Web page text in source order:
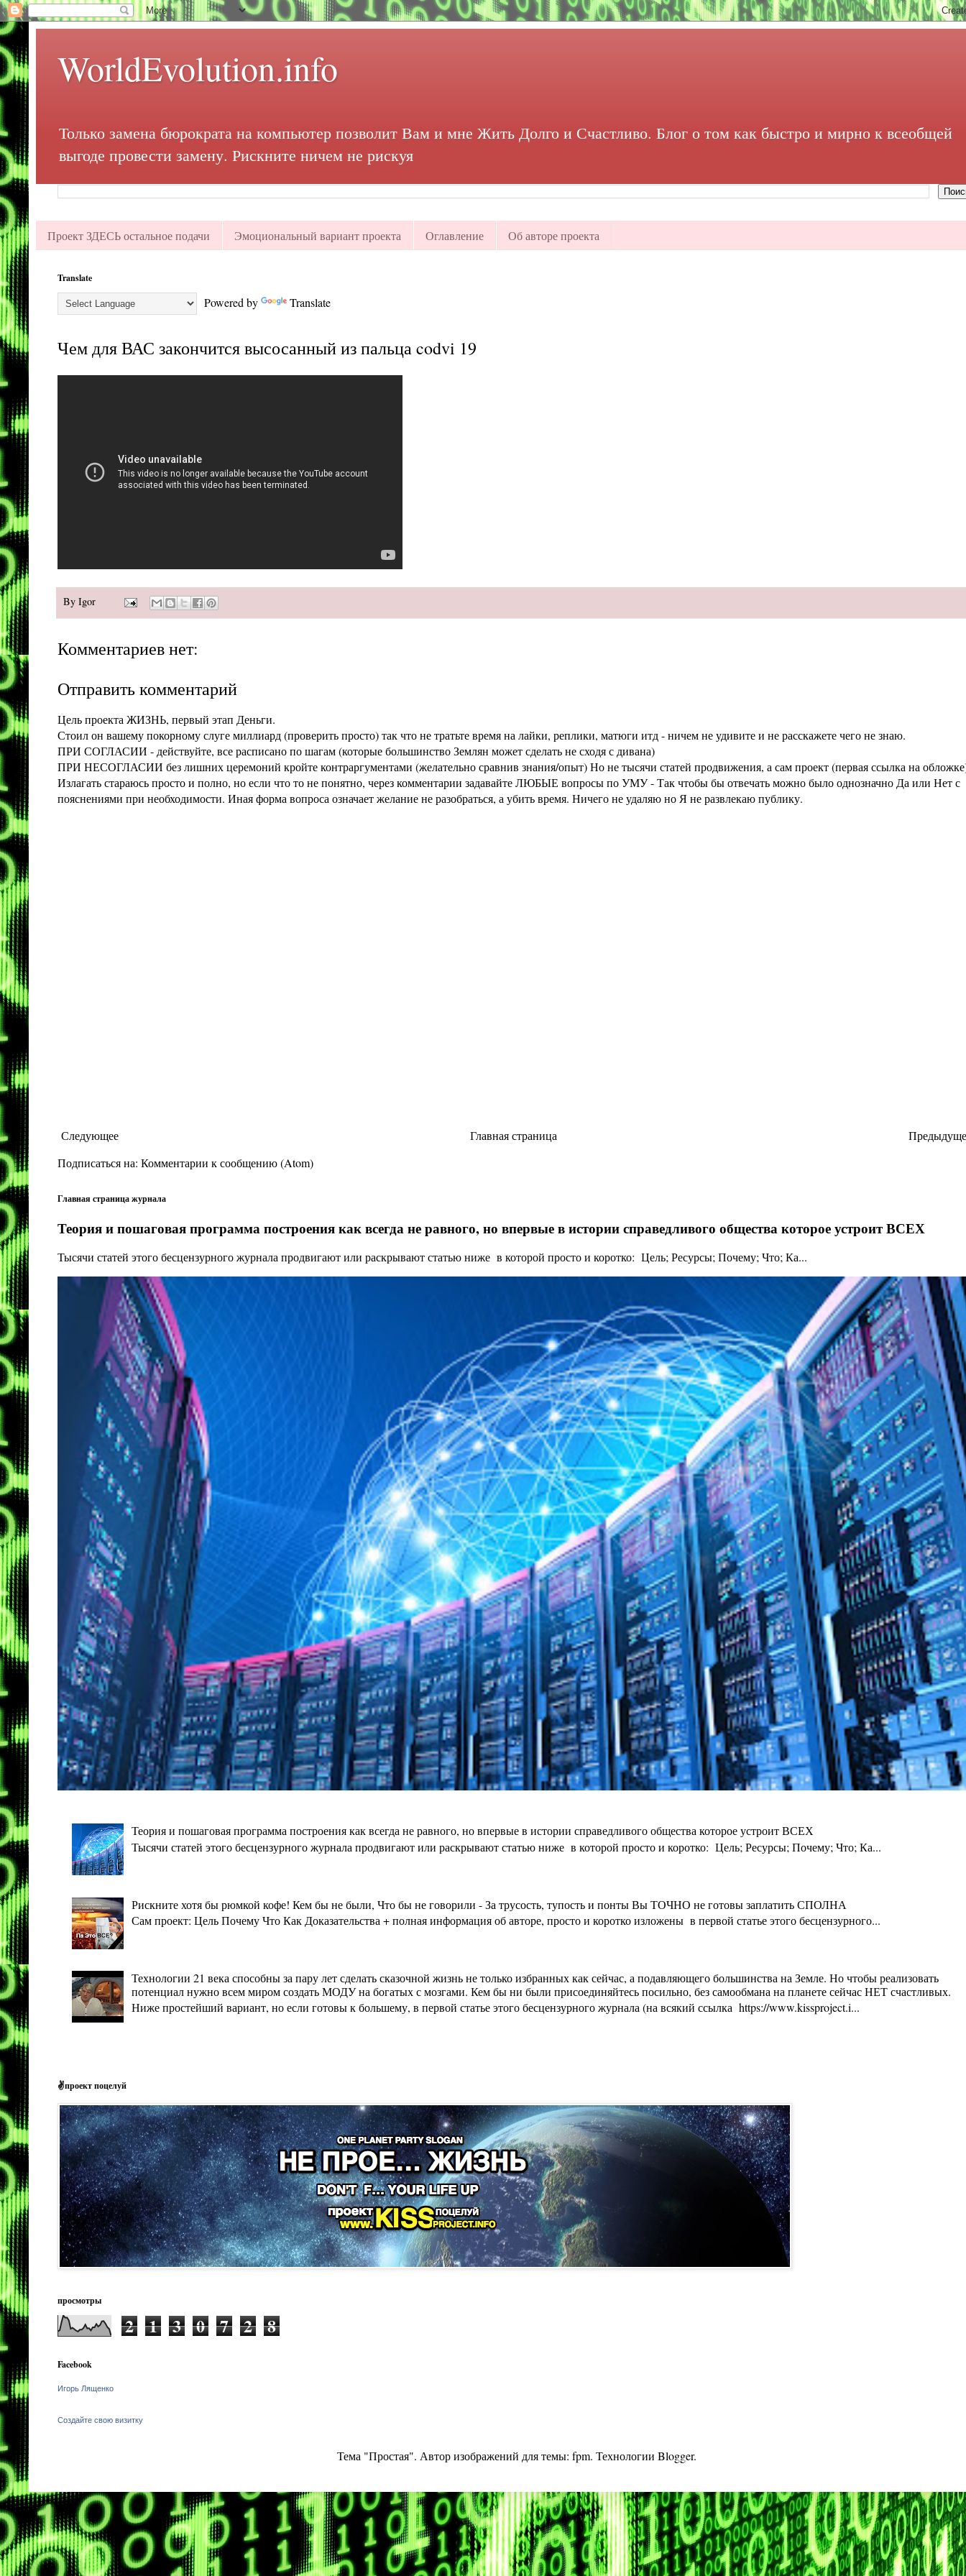
WorldEvolution.info
Только замена бюрократа на компьютер позволит Вам и мне Жить Долго и Счастливо. Блог о том как быстро и мирно к всеобщей
выгоде провести замену. Рискните ничем не рискуя
Проект ЗДЕСЬ остальное подачи Эмоциональный вариант проекта Оглавление Об авторе проекта
Translate
Powered by Translate
Чем для ВАС закончится высосанный из пальца codvi 19
By Igor
Комментариев нет:
Отправить комментарий
Цель проекта ЖИЗНЬ, первый этап Деньги.
Стоил он вашему покорному слуге миллиард (проверить просто) так что не тратьте время на лайки, реплики, матюги итд - ничем не удивите и не расскажете чего не знаю.
ПРИ СОГЛАСИИ - действуйте, все расписано по шагам (которые большинство Землян может сделать не сходя с дивана)
ПРИ НЕСОГЛАСИИ без лишних церемоний кройте контраргументами (желательно сравнив знания/опыт) Но не тысячи статей продвижения, а сам проект (первая ссылка на
Излагать стараюсь просто и полно, но если что то не понятно, через комментарии задавайте ЛЮБЫЕ вопросы по УМУ - Так чтобы бы отвечать можно было однозначно Да или Нет с
пояснениями при необходимости. Иная форма вопроса означает желание не разобраться, а убить время. Ничего не удаляю но Я не развлекаю публику.
Следующее
Главная страница
Подписаться на: Комментарии к сообщению (Atom)
Главная страница журнала
Теория и пошаговая программа построения как всегда не равного, но впервые в истории справедливого общества которое устроит ВСЕХ
Тысячи статей этого бесцензурного журнала продвигают или раскрывают статью ниже в которой просто и коротко: Цель; Ресурсы; Почему; Что; Ка...
Теория и пошаговая программа построения как всегда не равного, но впервые в истории справедливого общества которое устроит ВСЕХ
Тысячи статей этого бесцензурного журнала продвигают или раскрывают статью ниже в которой просто и коротко: Цель; Ресурсы; Почему; Что; Ка...
Рискните хотя бы рюмкой кофе! Кем бы не были, Что бы не говорили - За трусость, тупость и понты Вы ТОЧНО не готовы заплатить СПОЛНА
Сам проект: Цель Почему Что Как Доказательства + полная информация об авторе, просто и коротко изложены в первой статье этого бесцензурного...
Технологии 21 века способны за пару лет сделать сказочной жизнь не только избранных как сейчас, а подавляющего большинства на Земле. Но чтобы реализовать
потенциал нужно всем миром создать МОДУ на богатых с мозгами. Кем бы ни были присоединяйтесь посильно, без самообмана на планете сейчас НЕТ счастливых.
Ниже простейший вариант, но если готовы к большему, в первой статье этого бесцензурного журнала (на всякий ссылка https://www.kissproject.i...
✌проект поцелуй
просмотры
2 1 3 0 7 2 8
Facebook
Игорь Лященко
Создайте свою визитку
Тема "Простая". Автор изображений для темы: fpm. Технологии Blogger.